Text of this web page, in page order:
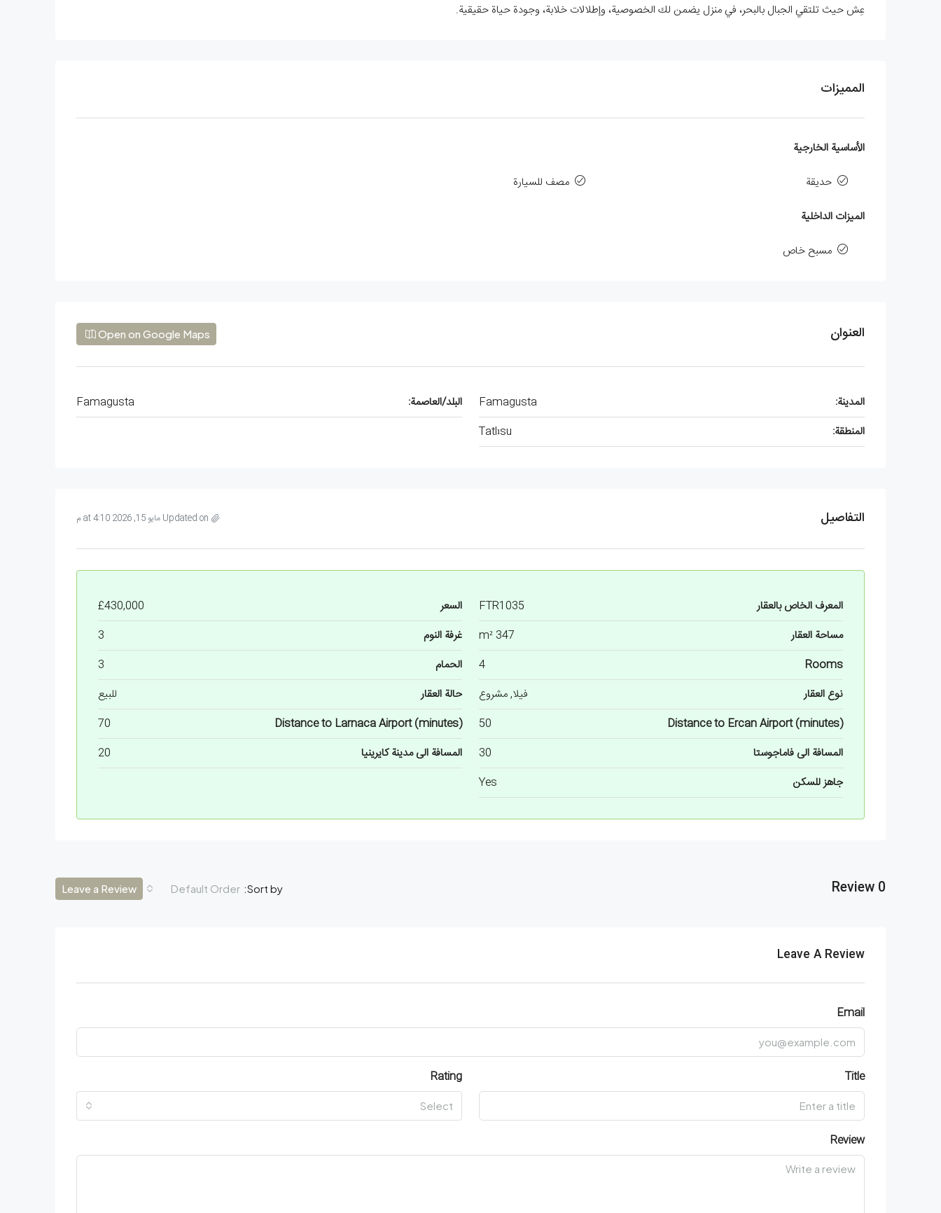
عِش حيث تلتقي الجبال بالبحر، في منزل يضمن لك الخصوصية، وإطلالات خلابة، وجودة حياة حقيقية.
المميزات
الأساسية الخارجية
حديقة
مصف للسيارة
الميزات الداخلية
مسبح خاص
العنوان Open on Google Maps
المدينة: Famagusta البلد/العاصمة:
Famagusta
المنطقة:
Tatlısu
التفاصيل Updated on مايو 15, 2026 at 4:10 م
المعرف الخاص بالعقار FTR1035 السعر
£430,000
مساحة العقار
347 m² غرفة النوم
3
Rooms
4 الحمام
3
نوع العقار
فيلا, مشروع حالة العقار
للبيع
Distance to Ercan Airport (minutes)
50
Distance to Larnaca Airport (minutes)
70
المسافة الى فاماجوستا
30 المسافة الى مدينة كايرينيا
20
جاهز للسكن
Yes
0 Review
Sort by:
Default Order
Leave a Review
Leave A Review
Email
Title
Rating
Select
Review